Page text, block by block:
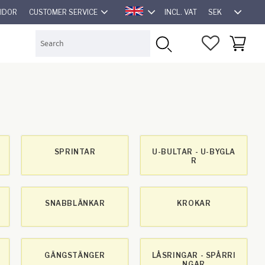
CUSTOMER SERVICE
ENGLISH
INCL. VAT SEK
FAVORITES
BASKET
SPRINTAR
U-BULTAR - U-BYGLA
R
SNABBLÄNKAR KROKAR
GÄNGSTÄNGER
LÅSRINGAR - SPÅRRI